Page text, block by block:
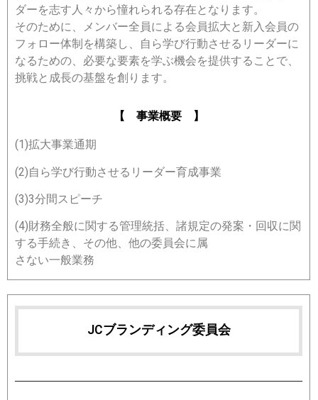
ダーを志す人々から憧れられる存在となります。
そのために、メンバー全員による会員拡大と新入会員の
フォロー体制を構築し、自ら学び行動させるリーダーに
なるための、必要な要素を学ぶ機会を提供することで、
挑戦と成長の基盤を創ります。
【 事業概要 】
(1)拡大事業通期
(2)自ら学び行動させるリーダー育成事業
(3)3分間スピーチ
(4)財務全般に関する管理統括、諸規定の発案・回収に関
する手続き、その他、他の委員会に属
さない一般業務
JCブランディング委員会